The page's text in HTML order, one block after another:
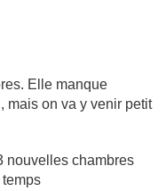
Elle manque
mais on va y venir petit
nouvelles chambres